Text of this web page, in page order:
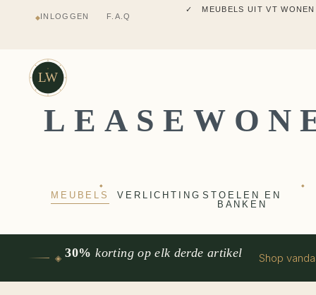
◆INLOGGEN F.A.Q
✓ MEUBELS UIT VT WONEN
LW
MEUBELS
◆
VERLICHTING STOELEN EN
BANKEN
◆
◈ 30% korting op elk derde artikel Shop